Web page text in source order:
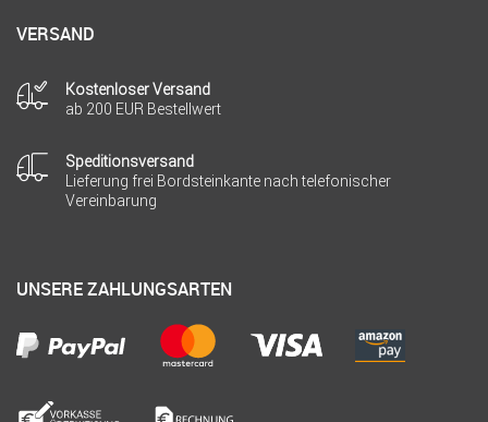
VERSAND
Kostenloser Versand
ab 200 EUR Bestellwert
Speditionsversand
Lieferung frei Bordsteinkante nach telefonischer
Vereinbarung
UNSERE ZAHLUNGSARTEN